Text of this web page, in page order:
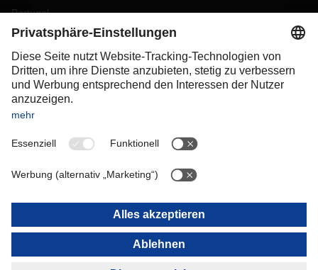
Portugal
Romania
Slovakia
Spain
Sweden
Switzerland
OCEANIA